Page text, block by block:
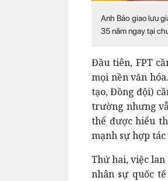
Anh Bảo giao lưu
35 năm ngay tại
Đầu tiên, FPT
mọi nền văn
tạo, Đồng đội)
trường nhưng
thể được hiểu
mạnh sự hợp tác
Thứ hai, việc
nhân sự quốc